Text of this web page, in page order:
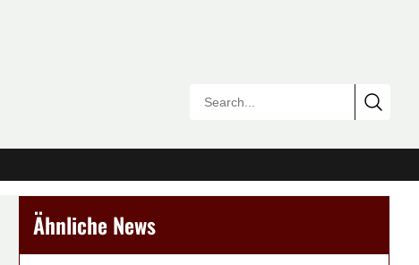
Ähnliche News